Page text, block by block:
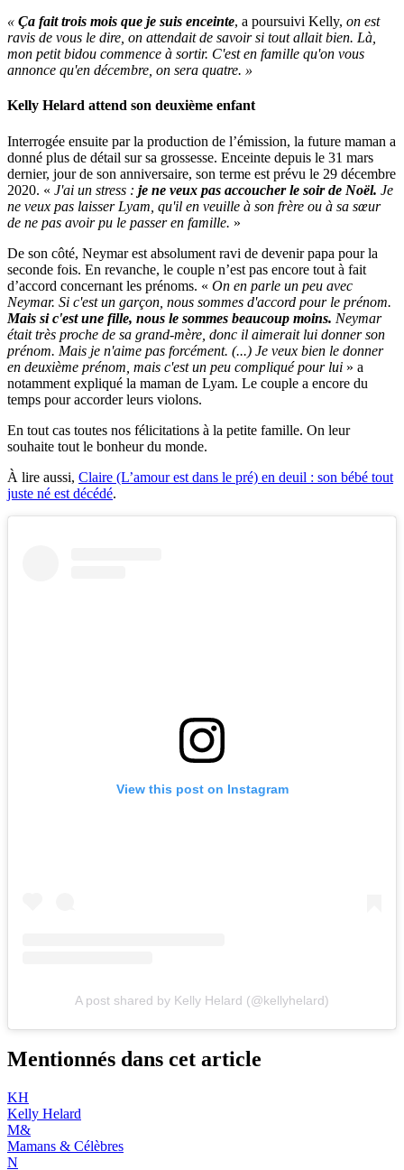
« Ça fait trois mois que je suis enceinte, a poursuivi Kelly, on est
ravis de vous le dire, on attendait de savoir si tout allait bien. Là,
mon petit bidou commence à sortir. C'est en famille qu'on vous
annonce qu'en décembre, on sera quatre. »
Kelly Helard attend son deuxième enfant
Interrogée ensuite par la production de l’émission, la future maman a
donné plus de détail sur sa grossesse. Enceinte depuis le 31 mars
dernier, jour de son anniversaire, son terme est prévu le 29 décembre
2020. « J'ai un stress : je ne veux pas accoucher le soir de Noël. Je
ne veux pas laisser Lyam, qu'il en veuille à son frère ou à sa sœur
de ne pas avoir pu le passer en famille. »
De son côté, Neymar est absolument ravi de devenir papa pour la
seconde fois. En revanche, le couple n’est pas encore tout à fait
d’accord concernant les prénoms. « On en parle un peu avec
Neymar. Si c'est un garçon, nous sommes d'accord pour le prénom.
Mais si c'est une fille, nous le sommes beaucoup moins. Neymar
était très proche de sa grand-mère, donc il aimerait lui donner son
prénom. Mais je n'aime pas forcément. (...) Je veux bien le donner
en deuxième prénom, mais c'est un peu compliqué pour lui » a
notamment expliqué la maman de Lyam. Le couple a encore du
temps pour accorder leurs violons.
En tout cas toutes nos félicitations à la petite famille. On leur
souhaite tout le bonheur du monde.
À lire aussi, Claire (L’amour est dans le pré) en deuil : son bébé tout
juste né est décédé.
View this post on Instagram
A post shared by Kelly Helard (@kellyhelard)
Mentionnés dans cet article
KH
Kelly Helard
M&
Mamans & Célèbres
N